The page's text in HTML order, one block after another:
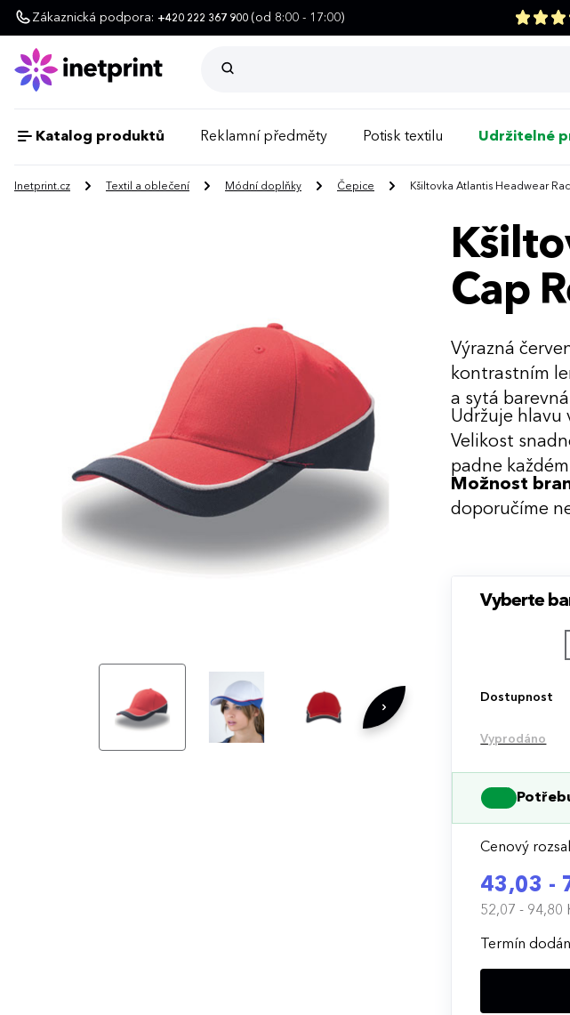
Zákaznická podpora: +420 222 367 900 (od 8:00 - 17:00)
Katalog produktů Reklamní předměty Potisk textilu Udržitelné
Inetprint.cz Textil a oblečení Módní doplňky Čepice Kšiltovka Atlantis Headwear
Cap
Výrazná
kontrastním
a sytá
Udržuje hlavu
Velikost
padne
Možnost
doporučíme
Vyberte
Dostupnost
Vyprodáno
Cenový
43,03 -
52,07 - 94,80
Termín